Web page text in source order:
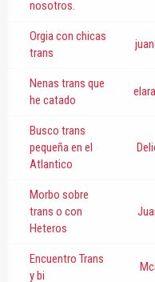
nosotros.
Orgia con chicas
trans
Nenas trans que
he catado
Busco trans
pequeña en el
Atlantico
Morbo sobre
trans o con
Heteros
Encuentro Trans
y bi